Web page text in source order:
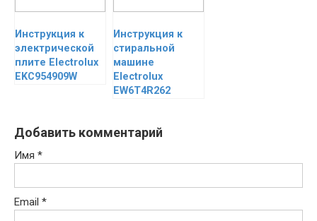
Инструкция к
электрической
плите Electrolux
EKC954909W
Инструкция к
стиральной
машине
Electrolux
EW6T4R262
Добавить комментарий
Имя *
Email *